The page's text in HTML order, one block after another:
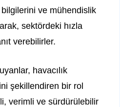
ve mühendislik
sektördeki hızla
verebilirler.
havacılık
şekillendiren bir rol
verimli ve sürdürülebilir